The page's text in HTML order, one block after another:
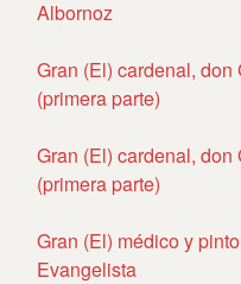
Albornoz
Gran (El) cardenal, don
(primera parte)
Gran (El) cardenal, don
(primera parte)
Gran (El) médico y
Evangelista